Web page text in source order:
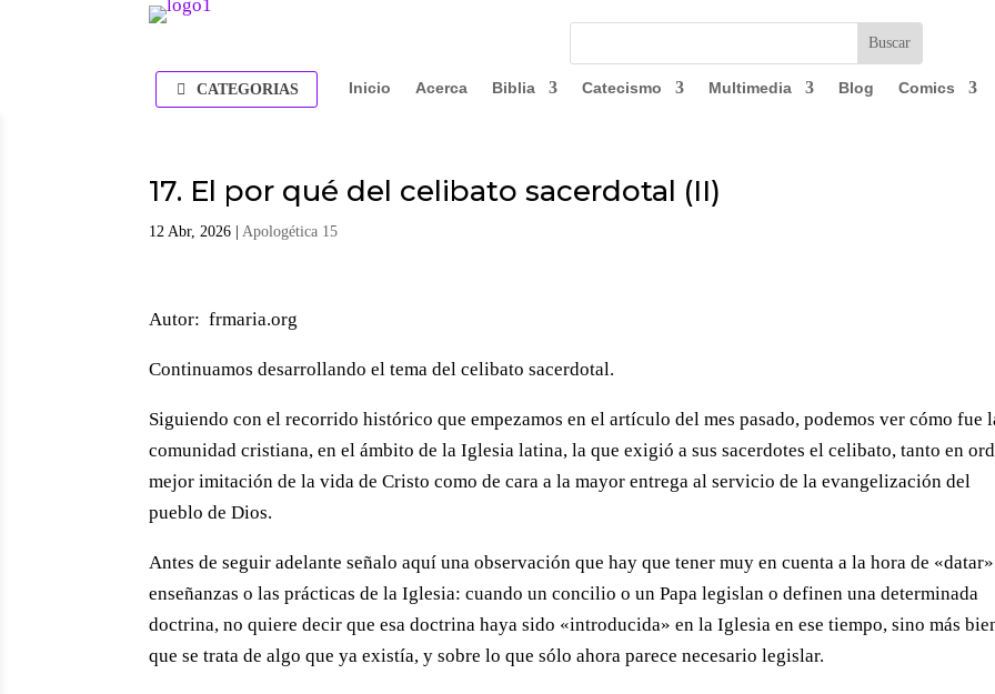
CATEGORIAS Inicio Acerca Biblia Catecismo Multimedia Blog Comics
17. El por qué del celibato sacerdotal (II)
12 Abr, 2026 |Apologética 15
Autor: frmaria.org
Continuamos desarrollando el tema del celibato sacerdotal.
Siguiendo con el recorrido histórico que empezamos en el artículo del mes pasado, podemos ver cómo fue
comunidad cristiana, en el ámbito de la Iglesia latina, la que exigió a sus sacerdotes el celibato, tanto en
mejor imitación de la vida de Cristo como de cara a la mayor entrega al servicio de la evangelización del
pueblo de Dios.
Antes de seguir adelante señalo aquí una observación que hay que tener muy en cuenta a la hora de
enseñanzas o las prácticas de la Iglesia: cuando un concilio o un Papa legislan o definen una determinada
doctrina, no quiere decir que esa doctrina haya sido «introducida» en la Iglesia en ese tiempo, sino más
que se trata de algo que ya existía, y sobre lo que sólo ahora parece necesario legislar.